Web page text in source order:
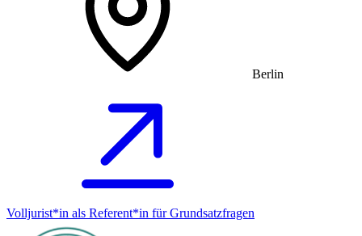
Berlin
Volljurist*in als Referent*in für Grundsatz­fragen